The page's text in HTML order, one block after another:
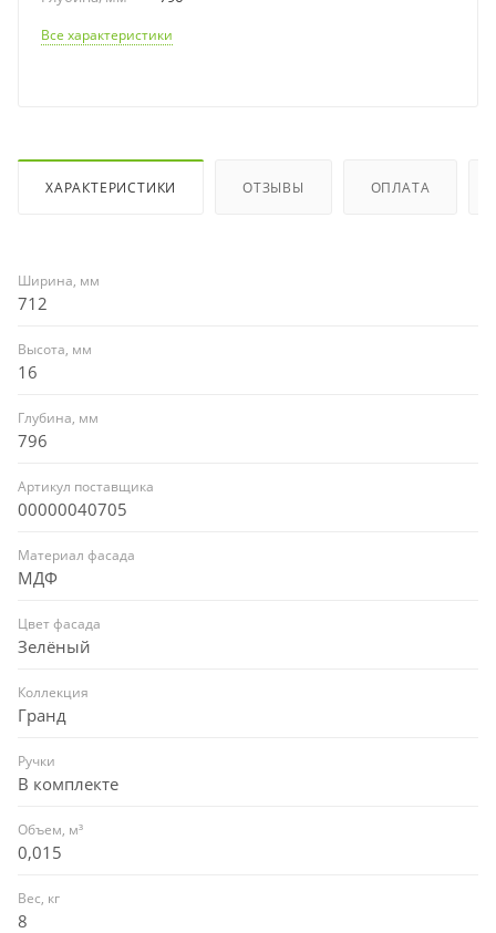
Все характеристики
ХАРАКТЕРИСТИКИ ОТЗЫВЫ ОПЛАТА
Ширина, мм
712
Высота, мм
16
Глубина, мм
796
Артикул поставщика
00000040705
Материал фасада
МДФ
Цвет фасада
Зелёный
Коллекция
Гранд
Ручки
В комплекте
Объем, м³
0,015
Вес, кг
8